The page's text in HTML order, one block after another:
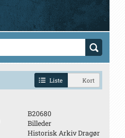
Liste Kort
B20680
Billeder
Historisk Arkiv Dragør